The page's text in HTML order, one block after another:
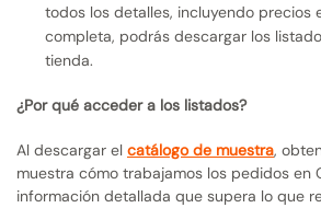
todos los detalles, incluyendo precios
completa, podrás descargar los
tienda.
¿Por qué acceder a los listados?
Al descargar el catálogo de muestra,
muestra cómo trabajamos los pedidos en
información detallada que supera lo que